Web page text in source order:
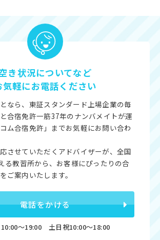
き状況についてなど
気軽にお電話ください
なら、東証スタンダード上場企業の毎
合宿免許一筋37年のナンバメイトが運
ム合宿免許」までお気軽にお問い合わ
させていただくアドバイザーが、全国
る教習所から、お客様にぴったりの合
ご案内いたします。
電話をかける
〜19:00 土日祝10:00〜18:00